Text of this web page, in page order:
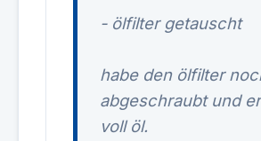
- ölfilter getauscht
habe den ölfilter
abgeschraubt und
voll öl.